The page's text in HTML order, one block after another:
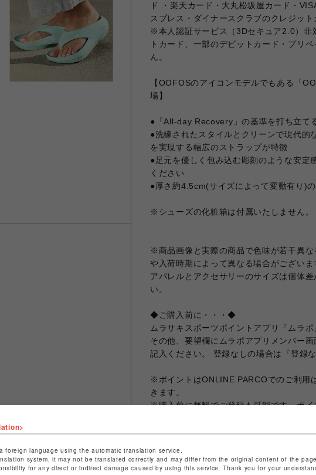
ド ・楽天カード・大丸松坂屋カード・
スプレス・ダイナースクラブのクレジット
※本人認証サービス（3Dセキュア2.0）非
トカード、一部のデビットカード・プリ
ん。
【OOFOSのアイコンモデルでもある「
場】
●「All-day Recovery」の基準を打ち立て
●洗練されたスタイルとクリーンで現代的
を実現する幅広のストラップが特徴
●足元を優しく包み込む彫刻のような安定
ください
●厚さ約4.5cm(サイズによって変動有り)
※シューズの化粧箱は付属いたしません。
※商品画像と実際の商品で色味が若干異
や入荷時期によって異なる場合がございま
アパレルとアクセサリーのサイズは個体
い。
◆ご購入前に・・・◆
ムラサキスポーツポイントアプリ『ムラ
その他、要望欄にムラポアプリメンバー
記入ください。 登録なしの場合は『登録
※ポイントはONLINE PARCOでのご利用
きます。
※購入前に無料でご登録も可能です。ポイ
https://www.murasaki.co.jp/brand/
sports/shop/shizuoka/1b2de7fa-d29f-
foreign language using the automatic translation service.
system, it may not be translated correctly and may differ from the original content of the
for any direct or indirect damage caused by using this service. Thank you for your